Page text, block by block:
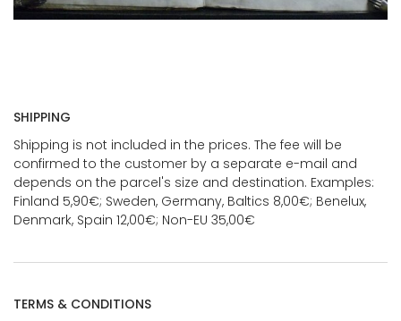
SHIPPING
Shipping is not included in the prices. The fee will be
confirmed to the customer by a separate e-mail and
depends on the parcel's size and destination. Examples:
Finland 5,90€; Sweden, Germany, Baltics 8,00€; Benelux,
Denmark, Spain 12,00€; Non-EU 35,00€
TERMS & CONDITIONS